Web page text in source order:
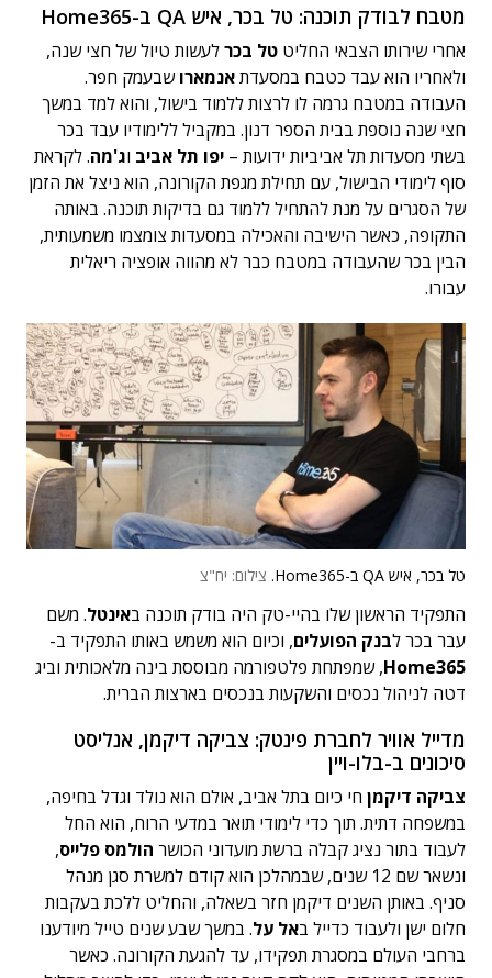
מטבח לבודק תוכנה: טל בכר, איש QA ב-Home365
אחרי שירותו הצבאי החליט טל בכרלעשות טיול של חצי שנה,
ולאחריו הוא עבד כטבח במסעדתאנמארושבעמק חפר.
העבודה במטבח גרמה לו לרצות ללמוד בישול, והוא למד במשך
חצי שנה נוספת בבית הספר דנון. במקביל ללימודיו עבד בכר
בשתי מסעדות תל אביביות ידועות – יפו תל אביב וג'מה. לקראת
סוף לימודי הבישול, עם תחילת מגפת הקורונה, הוא ניצל את הזמן
של הסגרים על מנת להתחיל ללמוד גם בדיקות תוכנה. באותה
התקופה, כאשר הישיבה והאכילה במסעדות צומצמו משמעותית,
הבין בכר שהעבודה במטבח כבר לא מהווה אופציה ריאלית
עבורו.
טל בכר, איש QA ב-Home365. צילום: יח"צ
התפקיד הראשון שלו בהיי-טק היה בודק תוכנה באינטל. משם
עבר בכר לבנק הפועלים, וכיום הוא משמש באותו התפקיד ב-
Home365, שמפתחת פלטפורמה מבוססת בינה מלאכותית וביג
דטה לניהול נכסים והשקעות בנכסים בארצות הברית.
מדייל אוויר לחברת פינטק: צביקה דיקמן, אנליסט
סיכונים ב-בלו-ויין
צביקה דיקמן חי כיום בתל אביב, אולם הוא נולד וגדל בחיפה,
במשפחה דתית. תוך כדי לימודי תואר במדעי הרוח, הוא החל
לעבוד בתור נציג קבלה ברשת מועדוני הכושר הולמס פלייס,
ונשאר שם 12 שנים, שבמהלכן הוא קודם למשרת סגן מנהל
סניף. באותן השנים דיקמן חזר בשאלה, והחליט ללכת בעקבות
חלום ישן ולעבוד כדייל באל על. במשך שבע שנים טייל מיודענו
ברחבי העולם במסגרת תפקידו, עד להגעת הקורונה. כאשר